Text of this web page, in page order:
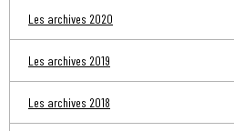
Les archives 2020
Les archives 2019
Les archives 2018